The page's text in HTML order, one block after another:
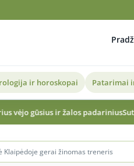
ir horoskopai Patarimai
padariniusSutiko tapti pamerge
Klaipėdoje gerai žinomas treneris